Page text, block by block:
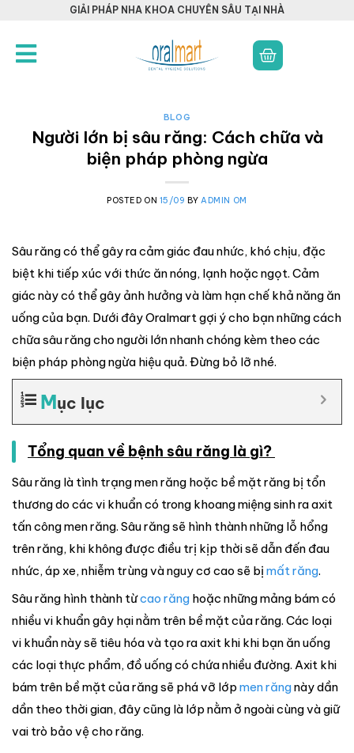
GIẢI PHÁP NHA KHOA CHUYÊN SÂU TẠI NHÀ
BLOG
Người lớn bị sâu răng: Cách chữa và
biện pháp phòng ngừa
POSTED ON 15/09 BY ADMIN OM
Sâu răng có thể gây ra cảm giác đau nhức, khó chịu, đặc
biệt khi tiếp xúc với thức ăn nóng, lạnh hoặc ngọt. Cảm
giác này có thể gây ảnh hưởng và làm hạn chế khả năng ăn
uống của bạn. Dưới đây Oralmart gợi ý cho bạn những cách
chữa sâu răng cho người lớn nhanh chóng kèm theo các
biện pháp phòng ngừa hiệu quả. Đừng bỏ lỡ nhé.
Mục lục
Tổng quan về bệnh sâu răng là gì?
Sâu răng là tình trạng men răng hoặc bề mặt răng bị tổn
thương do các vi khuẩn có trong khoang miệng sinh ra axit
tấn công men răng. Sâu răng sẽ hình thành những lỗ hổng
trên răng, khi không được điều trị kịp thời sẽ dẫn đến đau
nhức, áp xe, nhiễm trùng và nguy cơ cao sẽ bị mất răng.
Sâu răng hình thành từcao răng hoặc những mảng bám có
nhiều vi khuẩn gây hại nằm trên bề mặt của răng. Các loại
vi khuẩn này sẽ tiêu hóa và tạo ra axit khi khi bạn ăn uống
các loại thực phẩm, đồ uống có chứa nhiều đường. Axit khi
bám trên bề mặt của răng sẽ phá vỡ lớp men răngnày dần
dần theo thời gian, đây cũng là lớp nằm ở ngoài cùng và giữ
vai trò bảo vệ cho răng.